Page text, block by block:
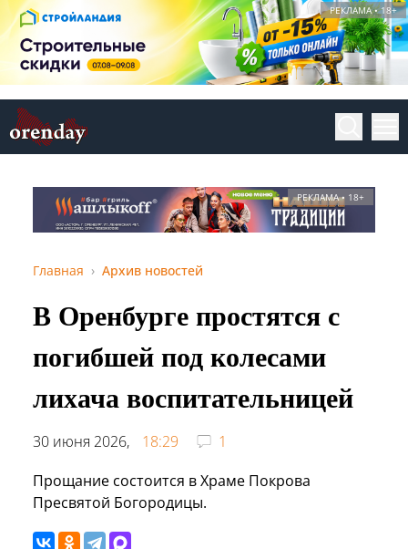
РЕКЛАМА • 18+
РЕКЛАМА • 18+
Главная Архив новостей
В Оренбурге простятся с
погибшей под колесами
лихача воспитательницей
30 июня 2026, 18:29
1
Прощание состоится в Храме Покрова
Пресвятой Богородицы.